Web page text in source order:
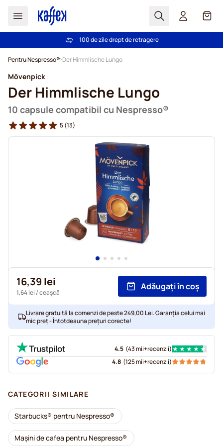
Cautare Coș
Livrare gratuită la comenzi de peste 249,00 Lei
100 de zile drept de retragere
Pentru Nespresso® Der Himmlische Lungo
Mövenpick
Der Himmlische Lungo
10 capsule compatibil cu Nespresso®
5(13)
16,39 lei
1,64 lei / ceașcă
Adăugați în coș
Livrare gratuită la comenzi de peste 249,00 Lei. Garanția celui mai
mic preț - Întotdeauna prețuri corecte!
4.5 (43 mii+recenzii)
4.8 (125 mii+recenzii)
CATEGORII SIMILARE
Starbucks® pentru Nespresso®
Mașini de cafea pentru Nespresso®